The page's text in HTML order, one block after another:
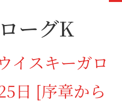
ーグK
イスキーガロ
日 [序章から